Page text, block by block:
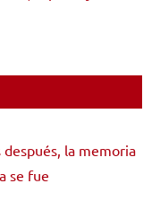
después, la memoria
se fue